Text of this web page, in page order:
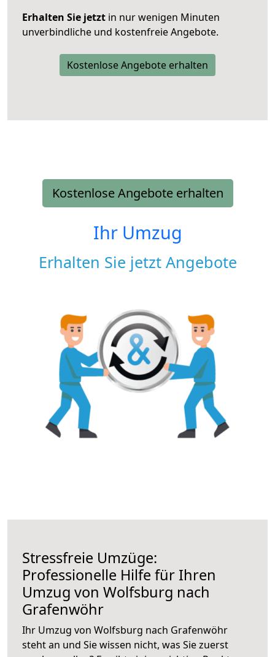
Erhalten Sie jetzt in nur wenigen Minuten
unverbindliche und kostenfreie Angebote.
Kostenlose Angebote erhalten
Kostenlose Angebote erhalten
Ihr Umzug
Erhalten Sie jetzt Angebote
Stressfreie Umzüge:
Professionelle Hilfe für Ihren
Umzug von Wolfsburg nach
Grafenwöhr
Ihr Umzug von Wolfsburg nach Grafenwöhr
steht an und Sie wissen nicht, was Sie zuerst